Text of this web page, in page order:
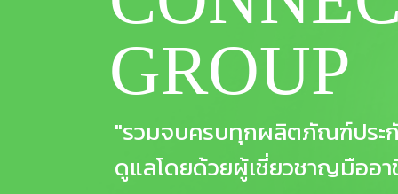
GROUP
"รวมจบครบทุกผลิตภัณฑ์ประ
ดูแลโดยด้วยผู้เชี่ยวชาญมืออ